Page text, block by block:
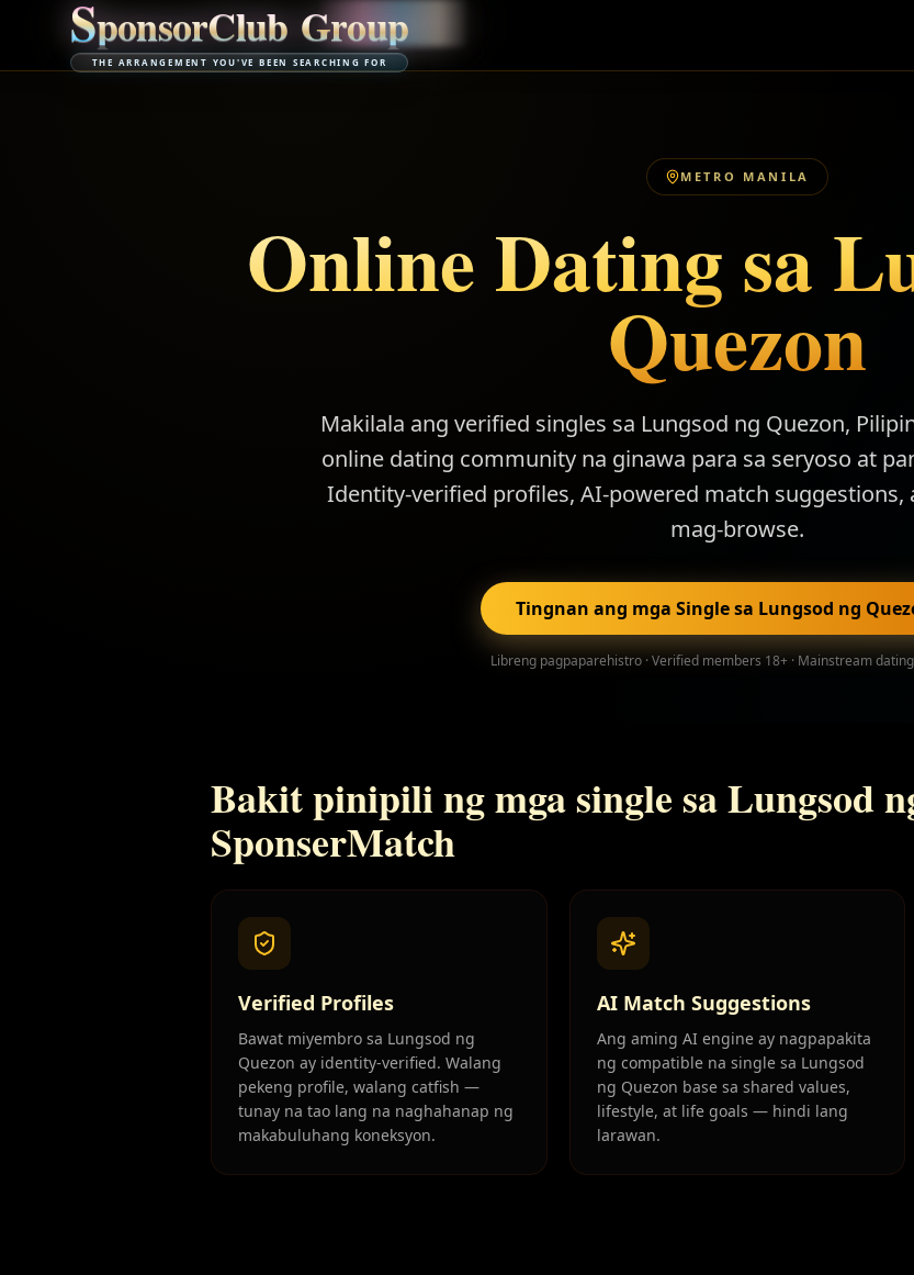
SponsorClub Group
THE ARRANGEMENT YOU'VE BEEN SEARCHING FOR
METRO MANILA
Online Dating sa
Quezon
Makilala ang verified singles sa Lungsod ng Quezon,
online dating community na ginawa para sa seryoso at
Identity-verified profiles, AI-powered match suggestions,
mag-browse.
Tingnan ang mga Single sa Lungsod ng
Libreng pagpaparehistro · Verified members 18+ · Mainstream
Bakit pinipili ng mga single sa Lungsod
SponserMatch
Verified Profiles
Bawat miyembro sa Lungsod ng
Quezon ay identity-verified. Walang
pekeng profile, walang catfish —
tunay na tao lang na naghahanap ng
makabuluhang koneksyon.
AI Match Suggestions
Ang aming AI engine ay nagpapakita
ng compatible na single sa Lungsod
ng Quezon base sa shared values,
lifestyle, at life goals — hindi lang
larawan.